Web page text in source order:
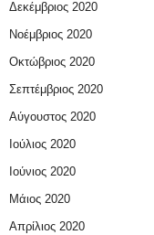
Δεκέμβριος 2020
Νοέμβριος 2020
Οκτώβριος 2020
Σεπτέμβριος 2020
Αύγουστος 2020
Ιούλιος 2020
Ιούνιος 2020
Μάιος 2020
Απρίλιος 2020